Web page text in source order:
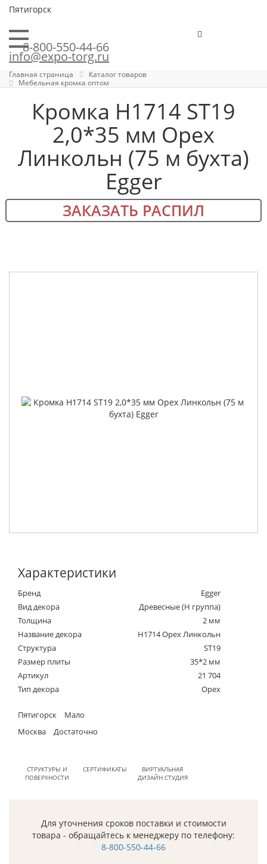
Пятигорск
8-800-550-44-66
info@expo-torg.ru
Главная страница
Каталог товаров
Мебельная кромка оптом
Кромка H1714 ST19
2,0*35 мм Орех
Линкольн (75 м бухта)
Egger
ЗАКАЗАТЬ РАСПИЛ
Характеристики
Бренд
Egger
Вид декора
Древесные (Н группа)
Толщина
2 мм
Название декора
H1714 Орех Линкольн
Структура
ST19
Размер плиты
35*2 мм
Артикул
21 704
Тип декора
Орех
Пятигорск
Мало
Москва
Достаточно
СТРУКТУРЫ И
ПОВЕРХНОСТИ
СЕРТИФИКАТЫ
ВИРТУАЛЬНАЯ
ДИЗАЙН СТУДИЯ
Для уточнения сроков поставки и стоимости
товара - обращайтесь к менеджеру по телефону:
8-800-550-44-66